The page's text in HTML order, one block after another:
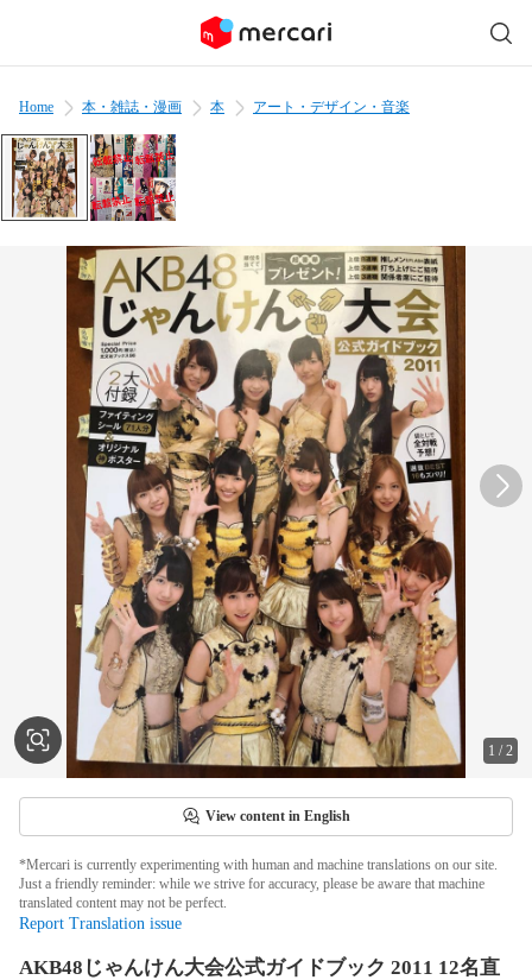
Home 本・雑誌・漫画 本 アート・デザイン・音楽
1 /2
View content in English
*Mercari is currently experimenting with human and machine translations on our site.
Just a friendly reminder: while we strive for accuracy, please be aware that machine
translated content may not be perfect.
Report Translation issue
AKB48じゃんけん大会公式ガイドブック 2011 12名直